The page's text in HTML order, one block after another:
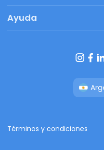
Regalos originales
Ayuda
Botón de arrepentimiento
Términos y condiciones